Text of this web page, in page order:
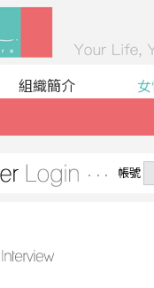
組織簡介
帳號